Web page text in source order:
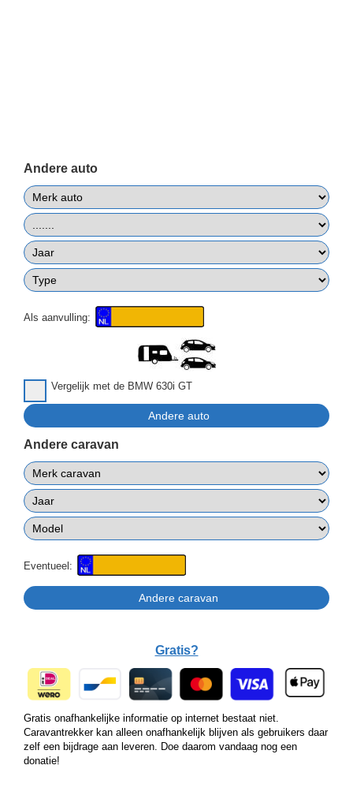
Andere auto
Als aanvulling:
Vergelijk met de BMW 630i GT
Andere caravan
Eventueel:
Gratis?
Gratis onafhankelijke informatie op internet bestaat niet.
Caravantrekker kan alleen onafhankelijk blijven als gebruikers daar
zelf een bijdrage aan leveren. Doe daarom vandaag nog een
donatie!